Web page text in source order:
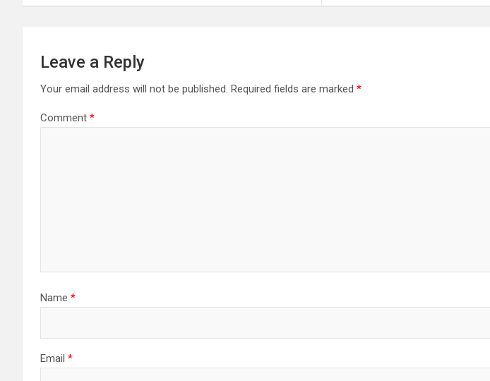
Leave a Reply
Your email address will not be published. Required fields are marked *
Comment *
Name *
Email *